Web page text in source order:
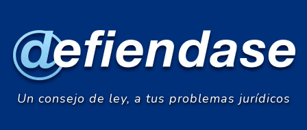
contenido
Un consejo de ley, a tus problemas jurídicos